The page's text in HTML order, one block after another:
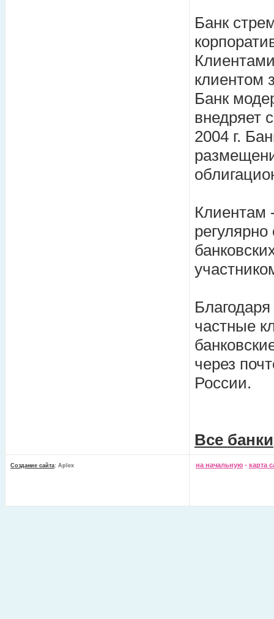
Банк
клиентом
Банк
внедряет
2004 г.
Клиентам
частные
через
России.
Все банки
Создание сайта: Aplex на начальную - карта